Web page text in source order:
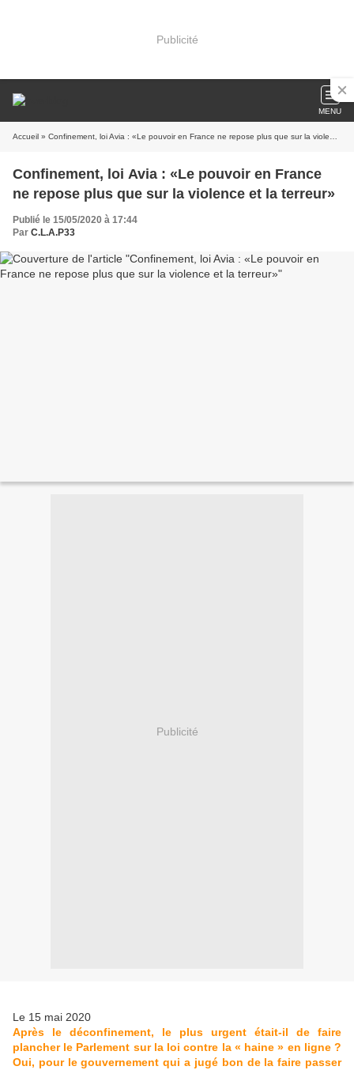
Publicité
MENU
Accueil » Confinement, loi Avia : «Le pouvoir en France ne repose plus que sur la violence et la terreur»
Confinement, loi Avia : «Le pouvoir en France
ne repose plus que sur la violence et la terreur»
Publié le 15/05/2020 à 17:44
Par C.L.A.P33
Publicité
Le 15 mai 2020
Après le déconfinement, le plus urgent était-il de faire
plancher le Parlement sur la loi contre la « haine » en ligne ?
Oui, pour le gouvernement qui a jugé bon de la faire passer